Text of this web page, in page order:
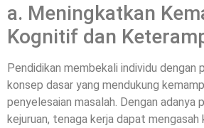
a. Meningkatkan
Kognitif dan
Pendidikan membekali individu dengan
konsep dasar yang mendukung
penyelesaian masalah. Dengan adanya
kejuruan, tenaga kerja dapat